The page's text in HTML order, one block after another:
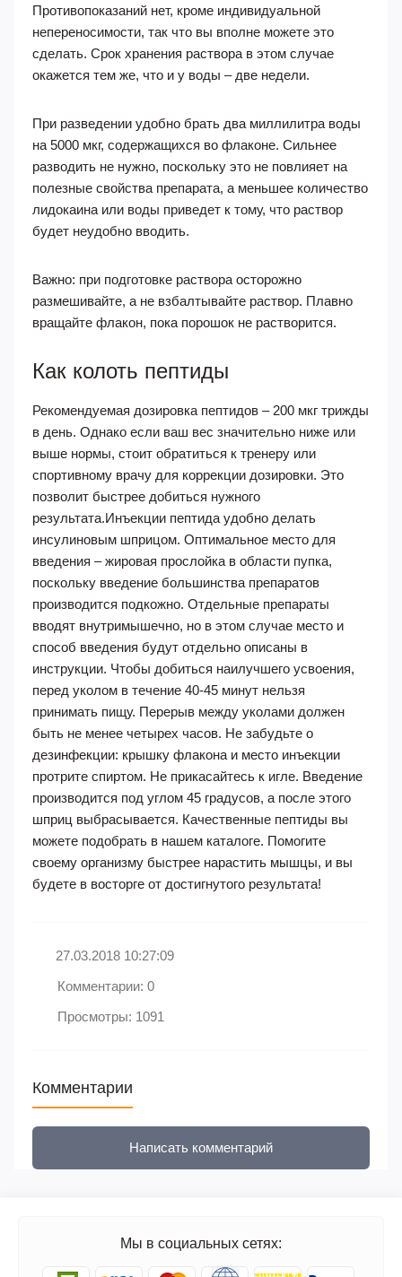
Противопоказаний нет, кроме индивидуальной
непереносимости, так что вы вполне можете это
сделать. Срок хранения раствора в этом случае
окажется тем же, что и у воды – две недели.
При разведении удобно брать два миллилитра воды
на 5000 мкг, содержащихся во флаконе. Сильнее
разводить не нужно, поскольку это не повлияет на
полезные свойства препарата, а меньшее количество
лидокаина или воды приведет к тому, что раствор
будет неудобно вводить.
Важно: при подготовке раствора осторожно
размешивайте, а не взбалтывайте раствор. Плавно
вращайте флакон, пока порошок не растворится.
Как колоть пептиды
Рекомендуемая дозировка пептидов – 200 мкг трижды
в день. Однако если ваш вес значительно ниже или
выше нормы, стоит обратиться к тренеру или
спортивному врачу для коррекции дозировки. Это
позволит быстрее добиться нужного
результата.Инъекции пептида удобно делать
инсулиновым шприцом. Оптимальное место для
введения – жировая прослойка в области пупка,
поскольку введение большинства препаратов
производится подкожно. Отдельные препараты
вводят внутримышечно, но в этом случае место и
способ введения будут отдельно описаны в
инструкции. Чтобы добиться наилучшего усвоения,
перед уколом в течение 40-45 минут нельзя
принимать пищу. Перерыв между уколами должен
быть не менее четырех часов. Не забудьте о
дезинфекции: крышку флакона и место инъекции
протрите спиртом. Не прикасайтесь к игле. Введение
производится под углом 45 градусов, а после этого
шприц выбрасывается. Качественные пептиды вы
можете подобрать в нашем каталоге. Помогите
своему организму быстрее нарастить мышцы, и вы
будете в восторге от достигнутого результата!
27.03.2018 10:27:09
Комментарии: 0
Просмотры: 1091
Комментарии
Написать комментарий
Мы в социальных сетях: